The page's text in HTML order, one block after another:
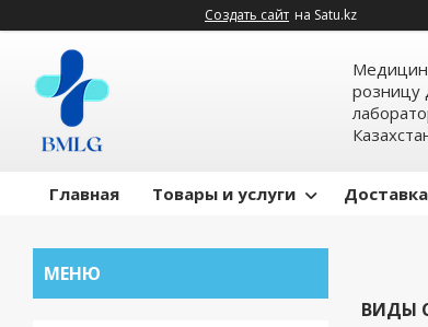
Создать сайт на Satu.kz
розницу
Главная Товары и услуги
ВИДЫ